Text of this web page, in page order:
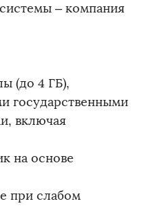
– компания
(до 4 ГБ),
государственными
включая
на основе
при слабом